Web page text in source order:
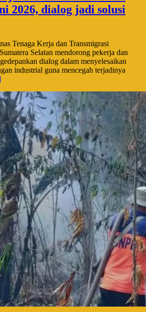
2026, dialog jadi solusi
Tenaga Kerja dan Transmigrasi
Selatan mendorong pekerja dan
dialog dalam menyelesaikan
industrial guna mencegah terjadinya